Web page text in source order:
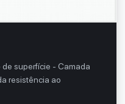
superfície - Camada
resistência ao